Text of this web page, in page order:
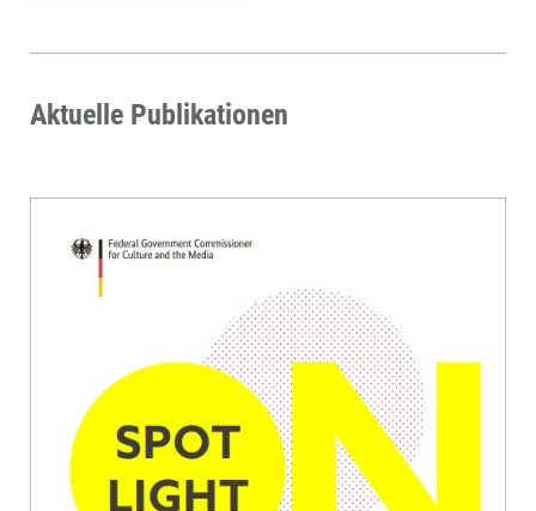
ffa-
Aktuelle Publikationen